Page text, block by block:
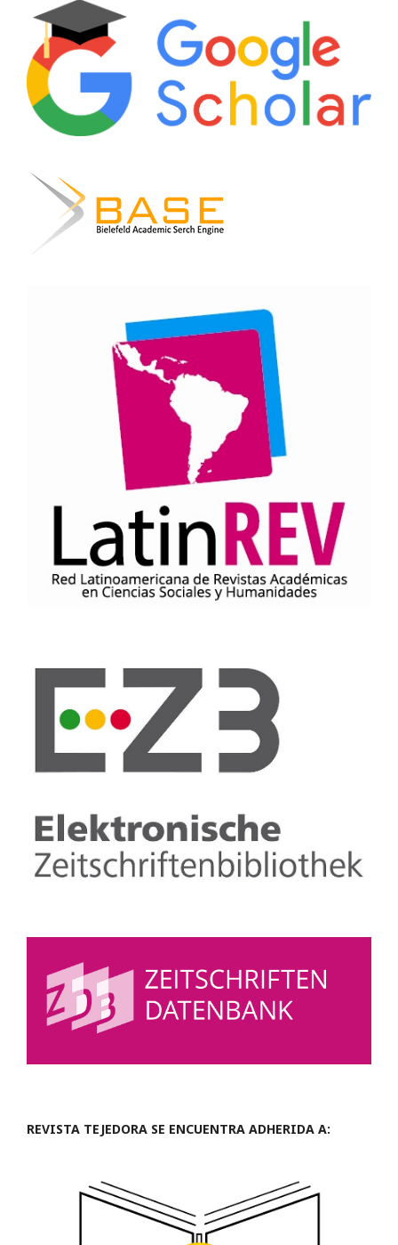
REVISTA TEJEDORA SE ENCUENTRA ADHERIDA A: